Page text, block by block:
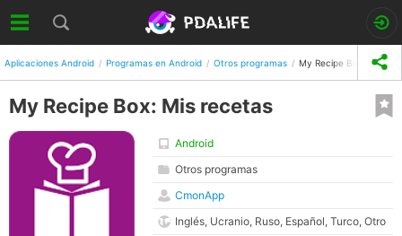
Aplicaciones Android Programas en Android Otros programas My Recipe Box: Mis
My Recipe Box: Mis recetas
Android
Otros programas
CmonApp
Inglés, Ucranio, Ruso, Español, Turco, Otro